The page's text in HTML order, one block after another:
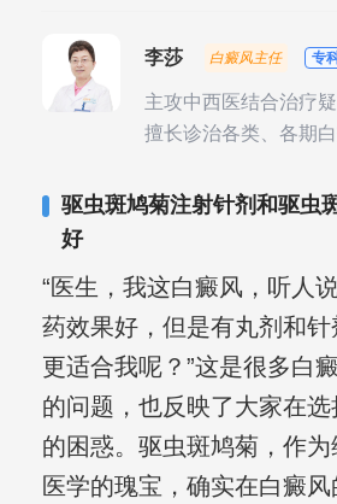
李莎 白癜风主任 专
主攻中西医结合治疗
擅长诊治各类、各期
复发期;临床运用中医
驱虫斑鸠菊注射针剂和驱虫
好
“医生，我这白癜风，听人
药效果好，但是有丸剂和
更适合我呢？”这是很多白
的问题，也反映了大家在
的困惑。驱虫斑鸠菊，作
医学的瑰宝，确实在白癜